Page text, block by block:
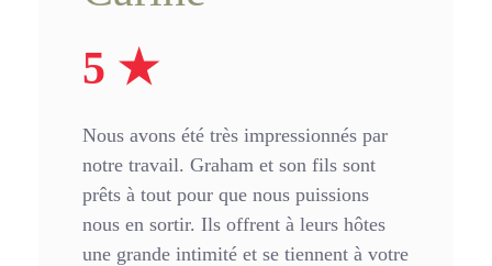
5 ★
Nous avons été très impressionnés par
notre travail. Graham et son fils sont
prêts à tout pour que nous puissions
nous en sortir. Ils offrent à leurs hôtes
une grande intimité et se tiennent à votre